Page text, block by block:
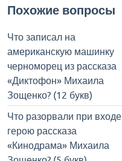
Похожие вопросы
Что записал на
американскую машинку
черноморец из рассказа
«Диктофон» Михаила
Зощенко? (12 букв)
Что разорвали при входе
герою рассказа
«Кинодрама» Михаила